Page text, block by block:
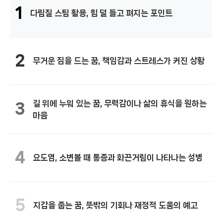
1 다림질 스팀 활용, 힘 덜 들고 펴지는 포인트
2 무거운 짐을 드는 꿈, 책임감과 스트레스가 커진 상황
3
길 위에 누워 있는 꿈, 무력감이나 삶의 휴식을 원하는
마음
4 요도염, 소변볼 때 통증과 화끈거림이 나타나는 성병
5 지갑을 줍는 꿈, 뜻밖의 기회나 재정적 도움의 예고